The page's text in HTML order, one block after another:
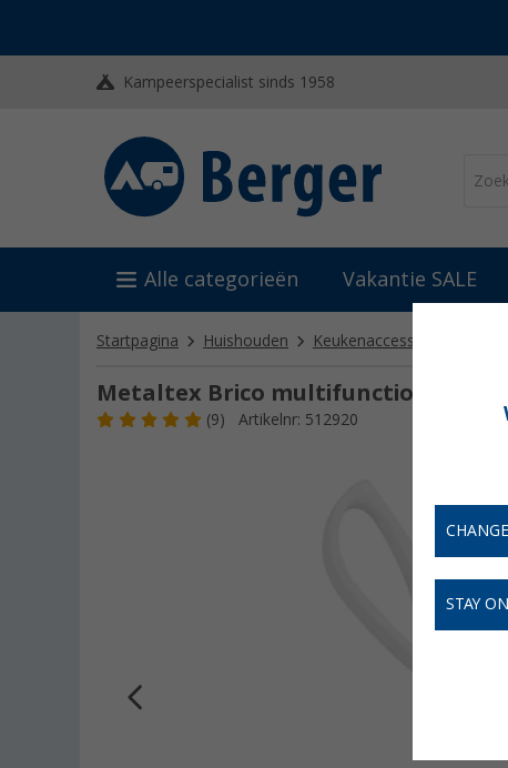
Kampeerspecialist sinds 1958
Alle categorieën Vakantie SALE
Startpagina Huishouden Keukenaccessoires
Metaltex Brico multifunctionele
(9) Artikelnr: 512920
STAY